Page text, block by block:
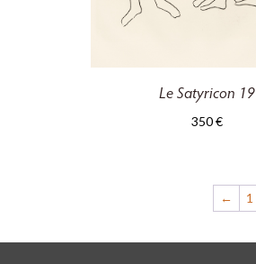
Le Satyricon 19
350€
← 1